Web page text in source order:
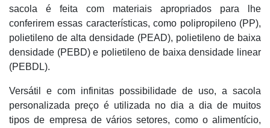
sacola é feita com materiais apropriados para lhe
conferirem essas características, como polipropileno (PP),
polietileno de alta densidade (PEAD), polietileno de baixa
densidade (PEBD) e polietileno de baixa densidade linear
(PEBDL).
Versátil e com infinitas possibilidade de uso, a sacola
personalizada preço é utilizada no dia a dia de muitos
tipos de empresa de vários setores, como o alimentício,